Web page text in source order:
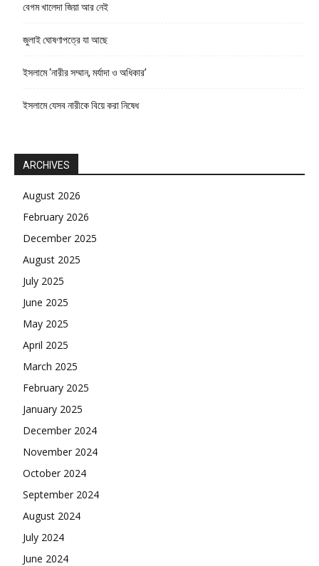
বেগম খালেদা জিয়া আর নেই
জুলাই ঘোষণাপত্রে যা আছে
ইসলামে ‘নারীর সম্মান, মর্যাদা ও অধিকার’
ইসলামে যেসব নারীকে বিয়ে করা নিষেধ
ARCHIVES
August 2026
February 2026
December 2025
August 2025
July 2025
June 2025
May 2025
April 2025
March 2025
February 2025
January 2025
December 2024
November 2024
October 2024
September 2024
August 2024
July 2024
June 2024